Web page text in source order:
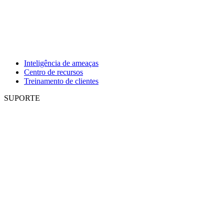
Inteligência de ameaças
Centro de recursos
Treinamento de clientes
SUPORTE